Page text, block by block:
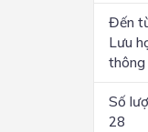
Đến
Lưu
thông
Số
28